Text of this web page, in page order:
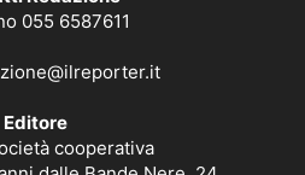
055 6587611
Editore
cooperativa